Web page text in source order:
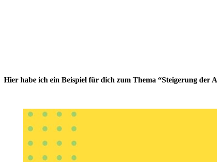
Hier habe ich ein Beispiel für dich zum Thema “Steigerung der